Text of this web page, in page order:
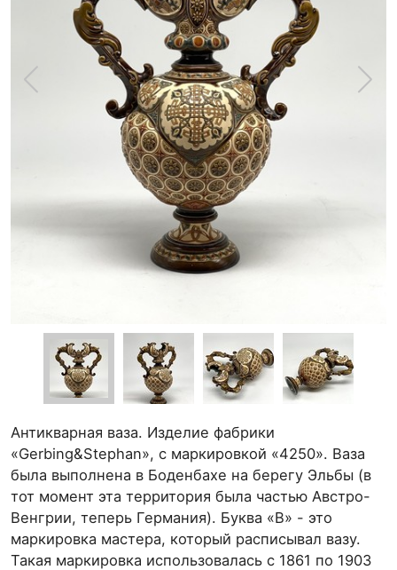
Антикварная ваза. Изделие фабрики
«Gerbing&Stephan», с маркировкой «4250». Ваза
была выполнена в Боденбахе на берегу Эльбы (в
тот момент эта территория была частью Австро-
Венгрии, теперь Германия). Буква «В» - это
маркировка мастера, который расписывал вазу.
Такая маркировка использовалась с 1861 по 1903